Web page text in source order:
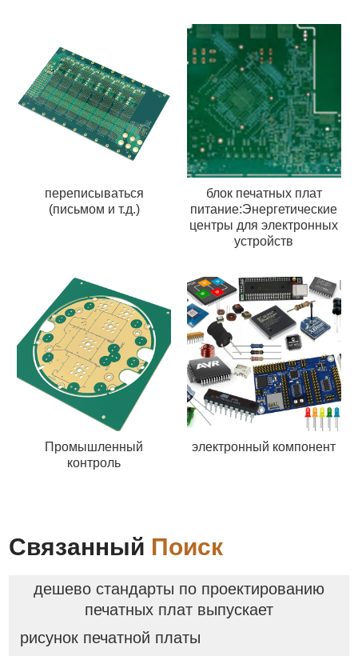
переписываться
(письмом и т.д.)
блок печатных плат
питание:Энергетические
центры для электронных
устройств
Промышленный
контроль
электронный компонент
Связанный Поиск
дешево стандарты по проектированию
печатных плат выпускает
рисунок печатной платы